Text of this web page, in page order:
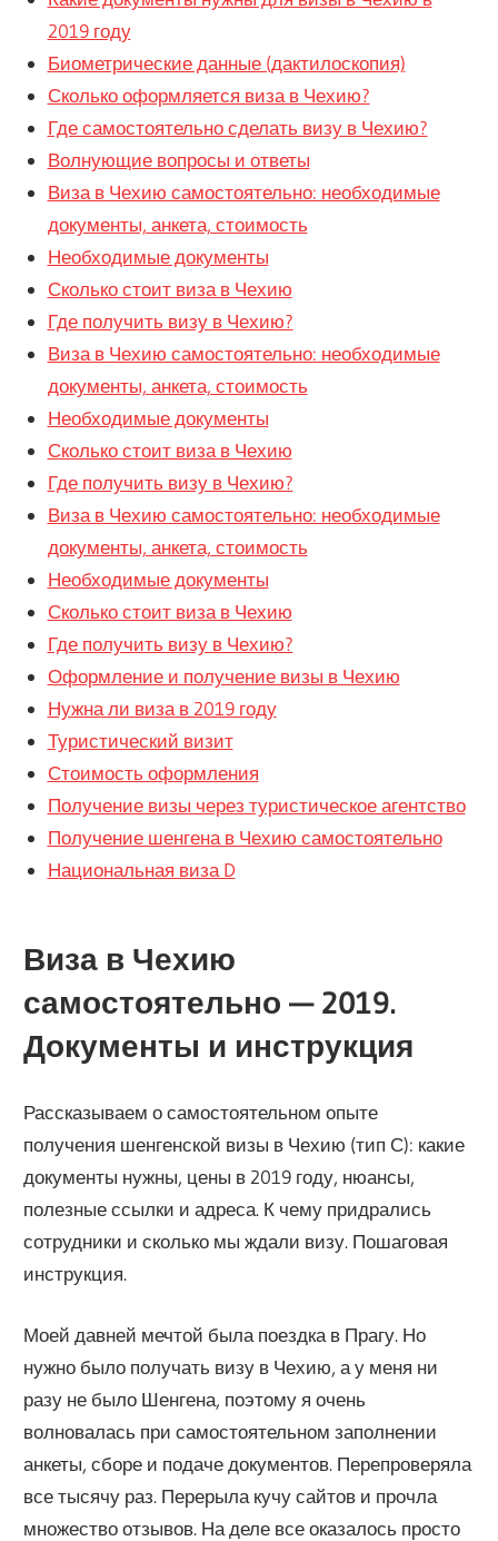
2019 году
Биометрические данные (дактилоскопия)
Сколько оформляется виза в Чехию?
Где самостоятельно сделать визу в Чехию?
Волнующие вопросы и ответы
Виза в Чехию самостоятельно: необходимые
документы, анкета, стоимость
Необходимые документы
Сколько стоит виза в Чехию
Где получить визу в Чехию?
Виза в Чехию самостоятельно: необходимые
документы, анкета, стоимость
Необходимые документы
Сколько стоит виза в Чехию
Где получить визу в Чехию?
Виза в Чехию самостоятельно: необходимые
документы, анкета, стоимость
Необходимые документы
Сколько стоит виза в Чехию
Где получить визу в Чехию?
Оформление и получение визы в Чехию
Нужна ли виза в 2019 году
Туристический визит
Стоимость оформления
Получение визы через туристическое агентство
Получение шенгена в Чехию самостоятельно
Национальная виза D
Виза в Чехию
самостоятельно — 2019.
Документы и инструкция
Рассказываем о самостоятельном опыте
получения шенгенской визы в Чехию (тип С): какие
документы нужны, цены в 2019 году, нюансы,
полезные ссылки и адреса. К чему придрались
сотрудники и сколько мы ждали визу. Пошаговая
инструкция.
Моей давней мечтой была поездка в Прагу. Но
нужно было получать визу в Чехию, а у меня ни
разу не было Шенгена, поэтому я очень
волновалась при самостоятельном заполнении
анкеты, сборе и подаче документов. Перепроверяла
все тысячу раз. Перерыла кучу сайтов и прочла
множество отзывов. На деле все оказалось просто